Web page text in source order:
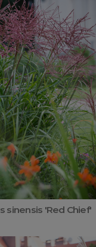
sinensis 'Red Chief'